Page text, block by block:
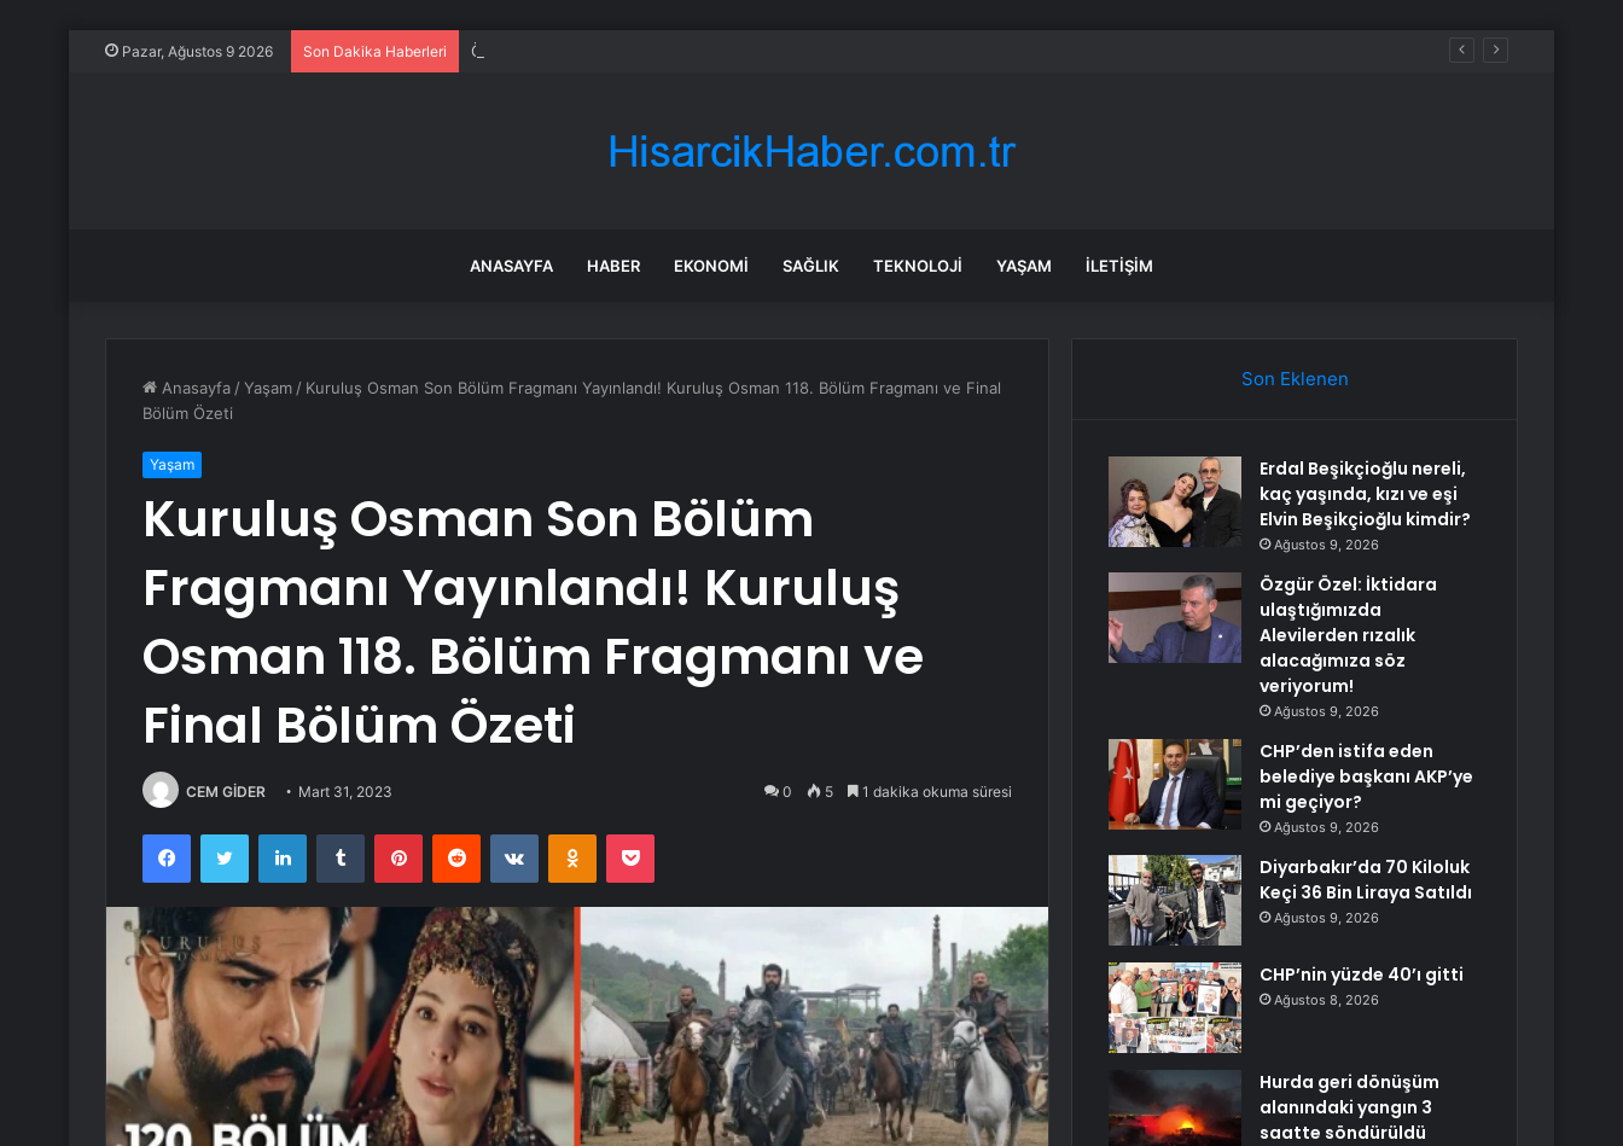
Pazar, Ağustos 9 2026 Son Dakika Haberleri Özgür Özel: İktidara ulaştığımızda Alevilerden rızalık alacağımıza söz veriyorum!
ANASAYFA HABER EKONOMI SAĞLIK TEKNOLOJI YAŞAM İLETIŞIM
Anasayfa /Yaşam / Kuruluş Osman Son Bölüm Fragmanı Yayınlandı! Kuruluş Osman 118. Bölüm Fragmanı ve Final
Bölüm Özeti
Yaşam
Kuruluş Osman Son Bölüm
Fragmanı Yayınlandı! Kuruluş
Osman 118. Bölüm Fragmanı ve
Final Bölüm Özeti
CEM GİDER Mart 31, 2023 0 5 1 dakika okuma süresi
FacebookTwitter LinkedInTumblr PinterestReddit VKontakteOdnoklassniki
Pocket
Son Eklenen
Erdal Beşikçioğlu nereli,
kaç yaşında, kızı ve eşi
Elvin Beşikçioğlu kimdir?
Ağustos 9, 2026
Özgür Özel: İktidara
ulaştığımızda
Alevilerden rızalık
alacağımıza söz
veriyorum!
Ağustos 9, 2026
CHP’den istifa eden
belediye başkanı AKP’ye
mi geçiyor?
Ağustos 9, 2026
Diyarbakır’da 70 Kiloluk
Keçi 36 Bin Liraya Satıldı
Ağustos 9, 2026
CHP’nin yüzde 40’ı gitti
Ağustos 8, 2026
Hurda geri dönüşüm
alanındaki yangın 3
saatte söndürüldü